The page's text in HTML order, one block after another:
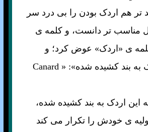
تر هم اردک بودن را بی درد سر
مناسب تر دانست، و کلمه ی
کلمه ی «اردک» عوض کرد؛ و
نامش شد«اردک به بند کشيده شده»: « Canard
اردک به بند کشيده شده،
ی خودش را تکرار می کند